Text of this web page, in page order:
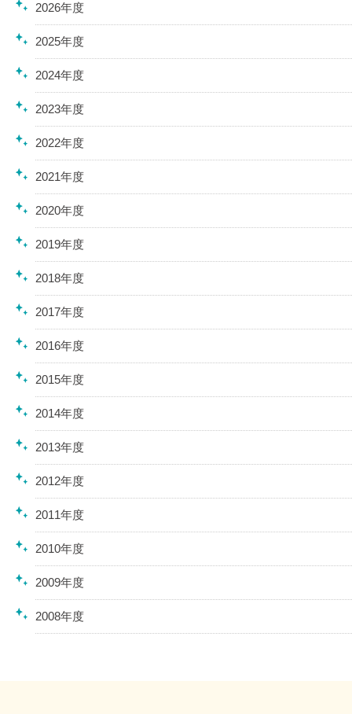
2026年度
2025年度
2024年度
2023年度
2022年度
2021年度
2020年度
2019年度
2018年度
2017年度
2016年度
2015年度
2014年度
2013年度
2012年度
2011年度
2010年度
2009年度
2008年度